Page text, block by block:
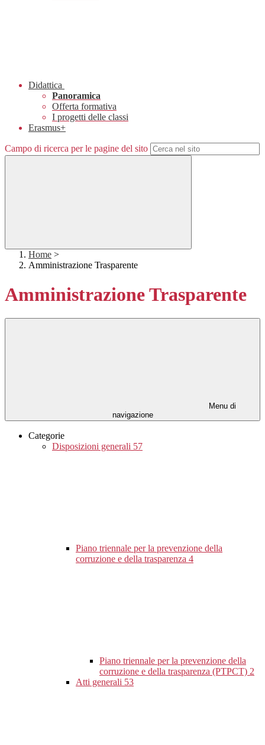
Didattica
Panoramica
Offerta formativa
I progetti delle classi
Erasmus+
Campo di ricerca per le pagine del sito
Home >
Amministrazione Trasparente
Amministrazione Trasparente
Menu di
navigazione
Categorie
Disposizioni generali 57
Piano triennale per la prevenzione della
corruzione e della trasparenza 4
Piano triennale per la prevenzione della
corruzione e della trasparenza (PTPCT) 2
Atti generali 53